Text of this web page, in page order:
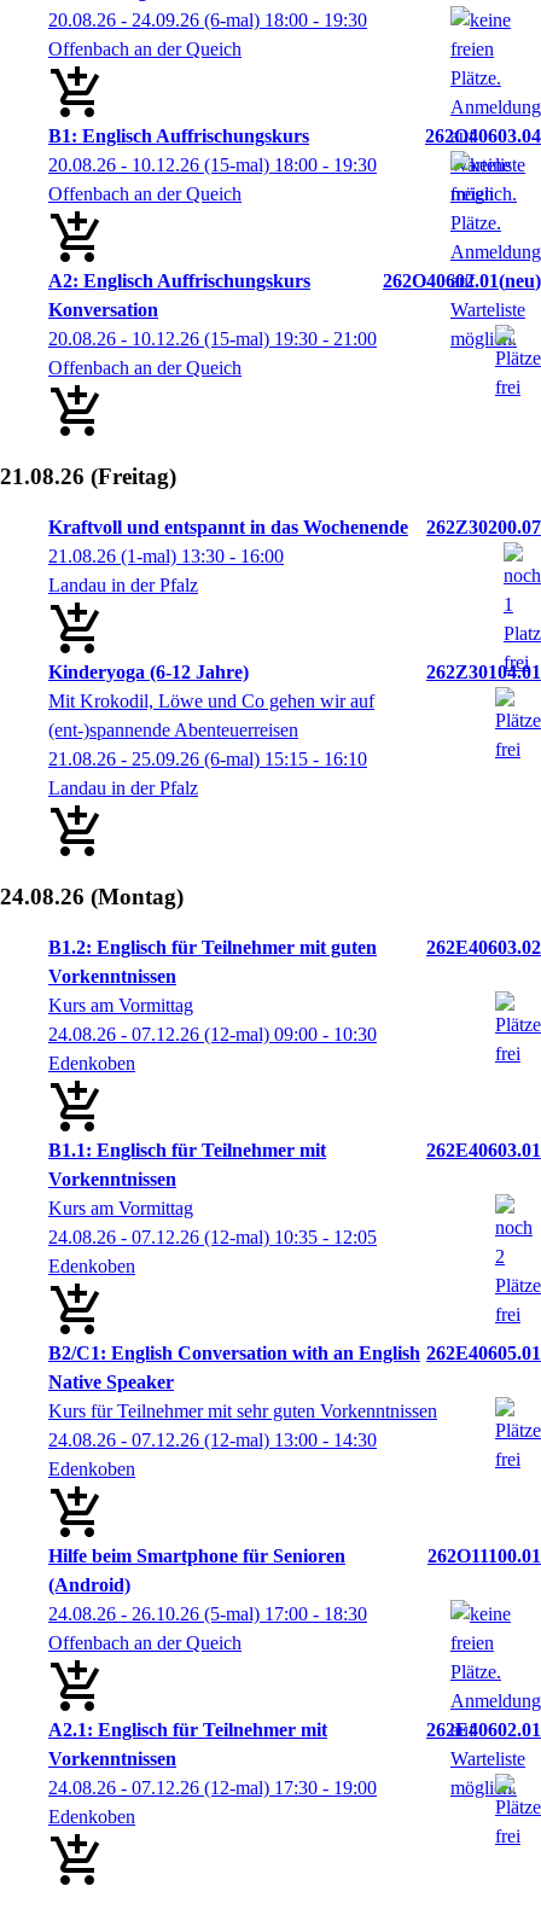
20.08.26 - 24.09.26 (6-mal) 18:00 - 19:30
Offenbach an der Queich
B1: Englisch Auffrischungskurs
262O40603.04
20.08.26 - 10.12.26 (15-mal) 18:00 - 19:30
Offenbach an der Queich
A2: Englisch Auffrischungskurs
Konversation
262O40602.01 neu
20.08.26 - 10.12.26 (15-mal) 19:30 - 21:00
Offenbach an der Queich
21.08.26 (Freitag)
Kraftvoll und entspannt in das Wochenende
262Z30200.07
21.08.26 (1-mal) 13:30 - 16:00
Landau in der Pfalz
Kinderyoga (6-12 Jahre)
262Z30104.01
Mit Krokodil, Löwe und Co gehen wir auf
(ent-)spannende Abenteuerreisen
21.08.26 - 25.09.26 (6-mal) 15:15 - 16:10
Landau in der Pfalz
24.08.26 (Montag)
B1.2: Englisch für Teilnehmer mit guten
Vorkenntnissen
262E40603.02
Kurs am Vormittag
24.08.26 - 07.12.26 (12-mal) 09:00 - 10:30
Edenkoben
B1.1: Englisch für Teilnehmer mit
Vorkenntnissen
262E40603.01
Kurs am Vormittag
24.08.26 - 07.12.26 (12-mal) 10:35 - 12:05
Edenkoben
B2/C1: English Conversation with an English
Native Speaker
262E40605.01
Kurs für Teilnehmer mit sehr guten Vorkenntnissen
24.08.26 - 07.12.26 (12-mal) 13:00 - 14:30
Edenkoben
Hilfe beim Smartphone für Senioren
(Android)
262O11100.01
24.08.26 - 26.10.26 (5-mal) 17:00 - 18:30
Offenbach an der Queich
A2.1: Englisch für Teilnehmer mit
Vorkenntnissen
262E40602.01
24.08.26 - 07.12.26 (12-mal) 17:30 - 19:00
Edenkoben